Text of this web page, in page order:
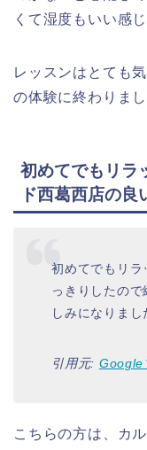
くて湿度もいい感
レッスンはとても
の体験に終わりま
初めてでもリラ
ド西葛西店の良
初めてでもリラ
っきりしたの
しみになりまし
引用元: Google
こちらの方は、カ